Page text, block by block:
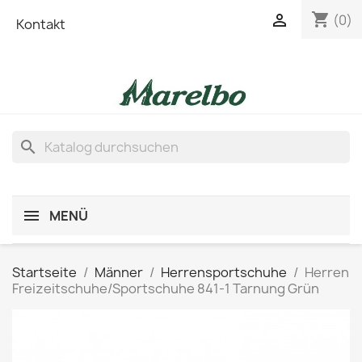
Kontakt shopping_cart (0)

search
MENÜ
Startseite Männer Herrensportschuhe
Herren
Freizeitschuhe/Sportschuhe 841-1 Tarnung Grün